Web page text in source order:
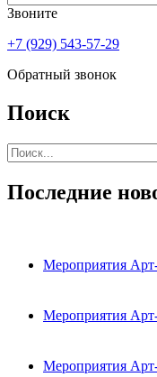
Звоните
+7 (929) 543-57-29
Обратный звонок
Поиск
Последние
Мероприятия
Мероприятия
Мероприятия